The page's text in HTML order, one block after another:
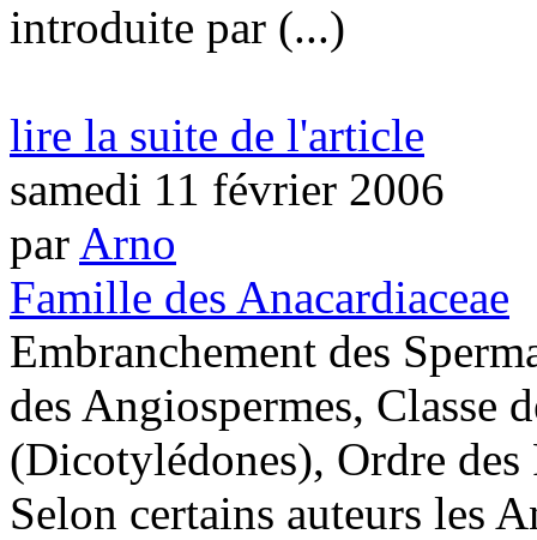
introduite par (...)
lire la suite de l'article
samedi 11 février 2006
par Arno
Famille des Anacardiaceae
Embranchement des
des Angiospermes, Classe
(Dicotylédones), Ordre des
Selon certains auteurs les